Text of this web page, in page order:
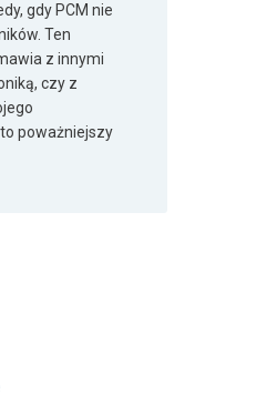
gdy PCM nie
Ten
z innymi
czy z
poważniejszy